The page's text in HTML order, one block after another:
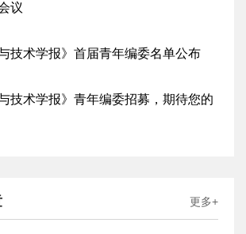
议
技术学报》首届青年编委名单公布
技术学报》青年编委招募，期待您的
更多+